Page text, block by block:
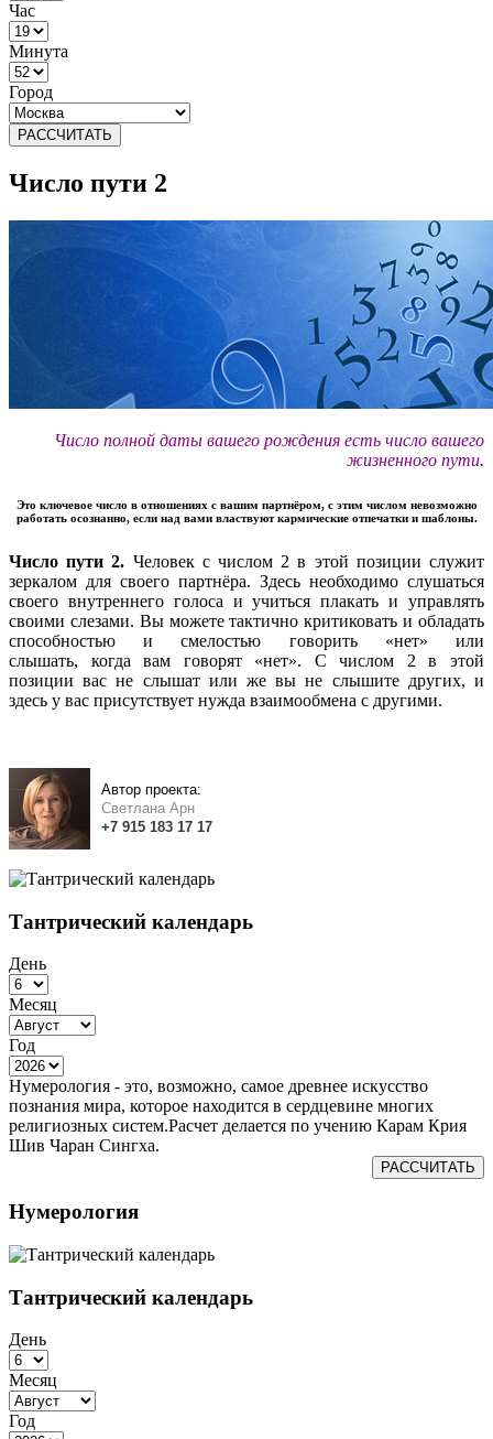
Час
Минута
Город
РАССЧИТАТЬ
Число пути 2
Число полной даты вашего рождения есть число вашего
жизненного пути.
Это ключевое число в отношениях с вашим партнёром, с этим числом невозможно
работать осознанно, если над вами властвуют кармические отпечатки и шаблоны.
Число пути 2. Человек с числом 2 в этой позиции служит
зеркалом для своего партнёра. Здесь необходимо слушаться
своего внутреннего голоса и учиться плакать и управлять
своими слезами. Вы можете тактично критиковать и обладать
способностью и смелостью говорить «нет» или
слышать, когда вам говорят «нет». С числом 2 в этой
позиции вас не слышат или же вы не слышите других, и
здесь у вас присутствует нужда взаимообмена с другими.
Автор проекта:
Светлана Арн
+7 915 183 17 17
Тантрический календарь
День
Месяц
Год
Нумерология - это, возможно, самое древнее искусство
познания мира, которое находится в сердцевине многих
религиозных систем.Расчет делается по учению Карам Крия
Шив Чаран Сингха.
РАССЧИТАТЬ
Нумерология
Тантрический календарь
День
Месяц
Год